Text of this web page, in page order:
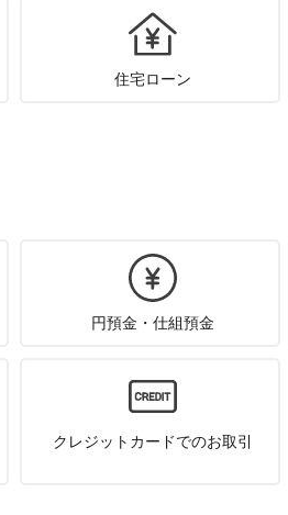
住宅ローン
円預金・仕組預金
クレジットカードでのお取引